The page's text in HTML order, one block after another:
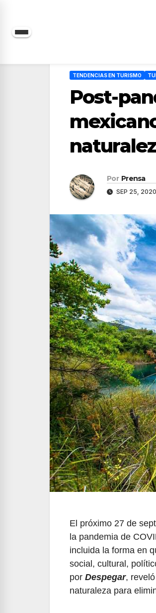
Saltar
TENDENCIAS EN TURISMO
Post-
Por Prensa
SEP 25, 2020
El próximo 27 de
la pandemia de
incluida la forma en
social, cultural,
por Despegar,
naturaleza para